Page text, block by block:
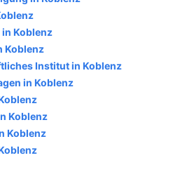
Koblenz
Koblenz
Institut in Koblenz
in Koblenz
Koblenz
Koblenz